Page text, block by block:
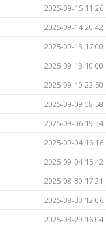
2025-09-15 11:26
2025-09-14 20:42
2025-09-13 17:00
2025-09-13 10:00
2025-09-10 22:50
2025-09-09 08:58
2025-09-06 19:34
2025-09-04 16:16
2025-09-04 15:42
2025-08-30 17:21
2025-08-30 12:06
2025-08-29 16:04